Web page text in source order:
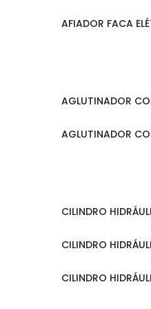
AFIADOR FACA
AGLUTINADOR
AGLUTINADOR
CILINDRO
CILINDRO
CILINDRO